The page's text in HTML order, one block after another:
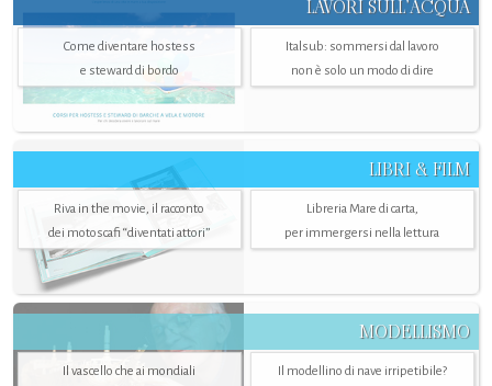
LAVORI SULL’ACQUA
Come diventare hostess
e steward di bordo
Italsub: sommersi dal lavoro
non è solo un modo di dire
LIBRI & FILM
Riva in the movie, il racconto
dei motoscafi “diventati attori”
Libreria Mare di carta,
per immergersi nella lettura
MODELLISMO
Il vascello che ai mondiali
Il modellino di nave irripetibile?